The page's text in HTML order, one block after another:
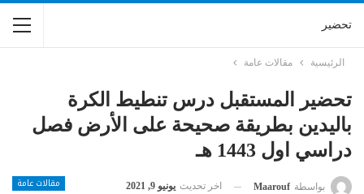
تحضير
الرئيسية مقالات عامة
تحضير المستقبل درس تنطيط الكرة
باليدين بطريقة صحيحة على الأرض فصل
دراسي اول 1443 هـ
مقالات عامة بواسطة Maarouf اخر تحديث يونيو 9, 2021